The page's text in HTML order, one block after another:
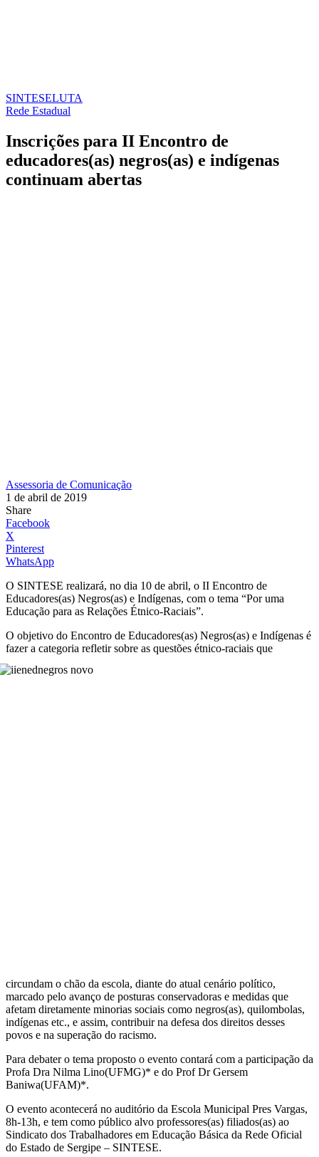
SINTESELUTA
Rede Estadual
Inscrições para II Encontro de
educadores(as) negros(as) e indígenas
continuam abertas
Assessoria de Comunicação
1 de abril de 2019
Share
Facebook
X
Pinterest
WhatsApp
O SINTESE realizará, no dia 10 de abril, o II Encontro de
Educadores(as) Negros(as) e Indígenas, com o tema “Por uma
Educação para as Relações Étnico-Raciais”.
O objetivo do Encontro de Educadores(as) Negros(as) e Indígenas é
fazer a categoria refletir sobre as questões étnico-raciais que
circundam o chão da escola, diante do atual cenário político,
marcado pelo avanço de posturas conservadoras e medidas que
afetam diretamente minorias sociais como negros(as), quilombolas,
indígenas etc., e assim, contribuir na defesa dos direitos desses
povos e na superação do racismo.
Para debater o tema proposto o evento contará com a participação da
Profa Dra Nilma Lino(UFMG)* e do Prof Dr Gersem
Baniwa(UFAM)*.
O evento acontecerá no auditório da Escola Municipal Pres Vargas,
8h-13h, e tem como público alvo professores(as) filiados(as) ao
Sindicato dos Trabalhadores em Educação Básica da Rede Oficial
do Estado de Sergipe – SINTESE.